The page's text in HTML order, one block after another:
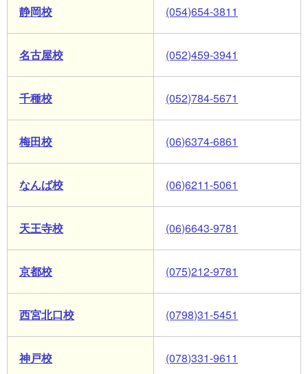
静岡校 (054)654-3811
名古屋校 (052)459-3941
千種校 (052)784-5671
梅田校 (06)6374-6861
なんば校 (06)6211-5061
天王寺校 (06)6643-9781
京都校 (075)212-9781
西宮北口校 (0798)31-5451
神戸校 (078)331-9611